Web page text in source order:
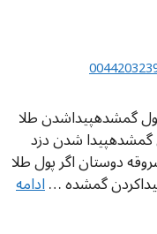
گمشدهپیداشدن طلا
گمشدهپیدا شدن دزد
دوستان اگر پول طلا
گمشده …ادامه